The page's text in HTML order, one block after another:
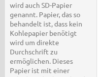
wird auch SD-Papier
genannt. Papier, das so
behandelt ist, dass kein
Kohlepapier benötigt
wird um direkte
Durchschrift zu
ermöglichen. Dieses
Papier ist mit einer